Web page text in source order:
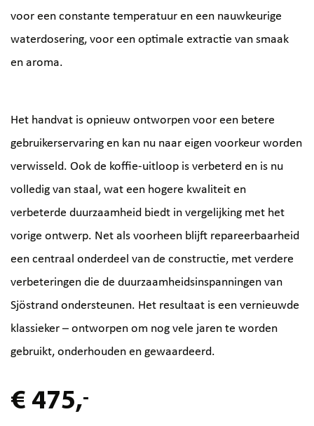
voor een constante temperatuur en een nauwkeurige
waterdosering, voor een optimale extractie van smaak
en aroma.
Het handvat is opnieuw ontworpen voor een betere
gebruikerservaring en kan nu naar eigen voorkeur worden
verwisseld. Ook de koffie-uitloop is verbeterd en is nu
volledig van staal, wat een hogere kwaliteit en
verbeterde duurzaamheid biedt in vergelijking met het
vorige ontwerp. Net als voorheen blijft repareerbaarheid
een centraal onderdeel van de constructie, met verdere
verbeteringen die de duurzaamheidsinspanningen van
Sjöstrand ondersteunen. Het resultaat is een vernieuwde
klassieker – ontworpen om nog vele jaren te worden
gebruikt, onderhouden en gewaardeerd.
€ 475,-